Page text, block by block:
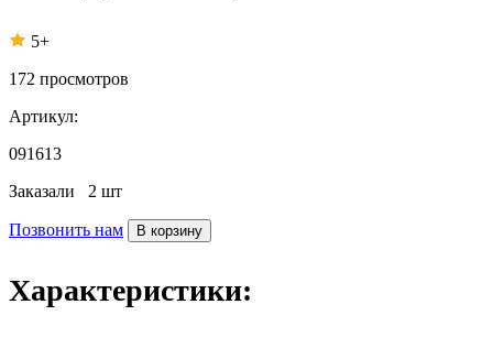
5+
172 просмотров
Артикул:
091613
Заказали 2 шт
Позвонить нам В корзину
Характеристики: